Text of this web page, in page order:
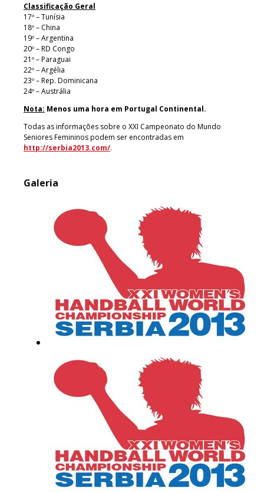
Classificação Geral
17º – Tunísia
18º – China
19º – Argentina
20º – RD Congo
21º – Paraguai
22º – Argélia
23º – Rep. Dominicana
24º – Austrália
Nota: Menos uma hora em Portugal Continental.
Todas as informações sobre o XXI Campeonato do Mundo
Seniores Femininos podem ser encontradas em
http://serbia2013.com/.
Galeria